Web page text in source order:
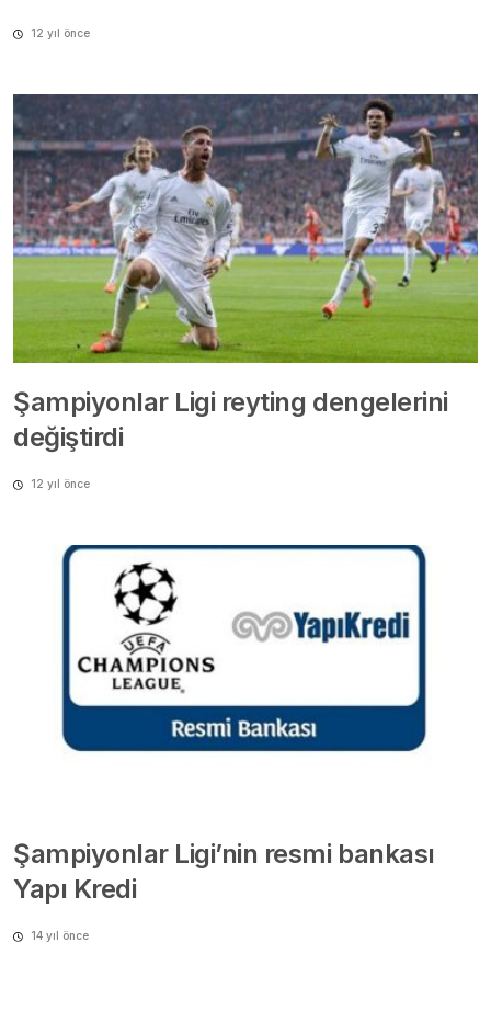
12 yıl önce
Şampiyonlar Ligi reyting dengelerini
değiştirdi
12 yıl önce
Şampiyonlar Ligi’nin resmi bankası
Yapı Kredi
14 yıl önce